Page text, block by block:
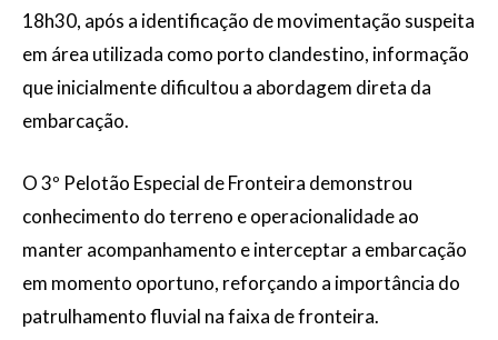
18h30, após a identificação de movimentação suspeita
em área utilizada como porto clandestino, informação
que inicialmente dificultou a abordagem direta da
embarcação.
O 3º Pelotão Especial de Fronteira demonstrou
conhecimento do terreno e operacionalidade ao
manter acompanhamento e interceptar a embarcação
em momento oportuno, reforçando a importância do
patrulhamento fluvial na faixa de fronteira.